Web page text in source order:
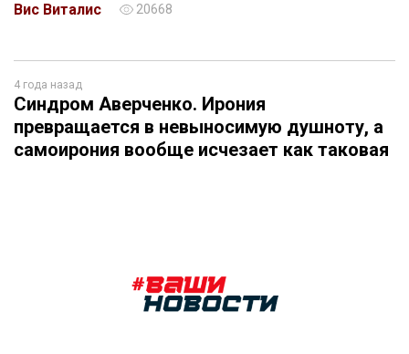
Вис Виталис
20668
4 года назад
Синдром Аверченко. Ирония
превращается в невыносимую душноту, а
самоирония вообще исчезает как таковая